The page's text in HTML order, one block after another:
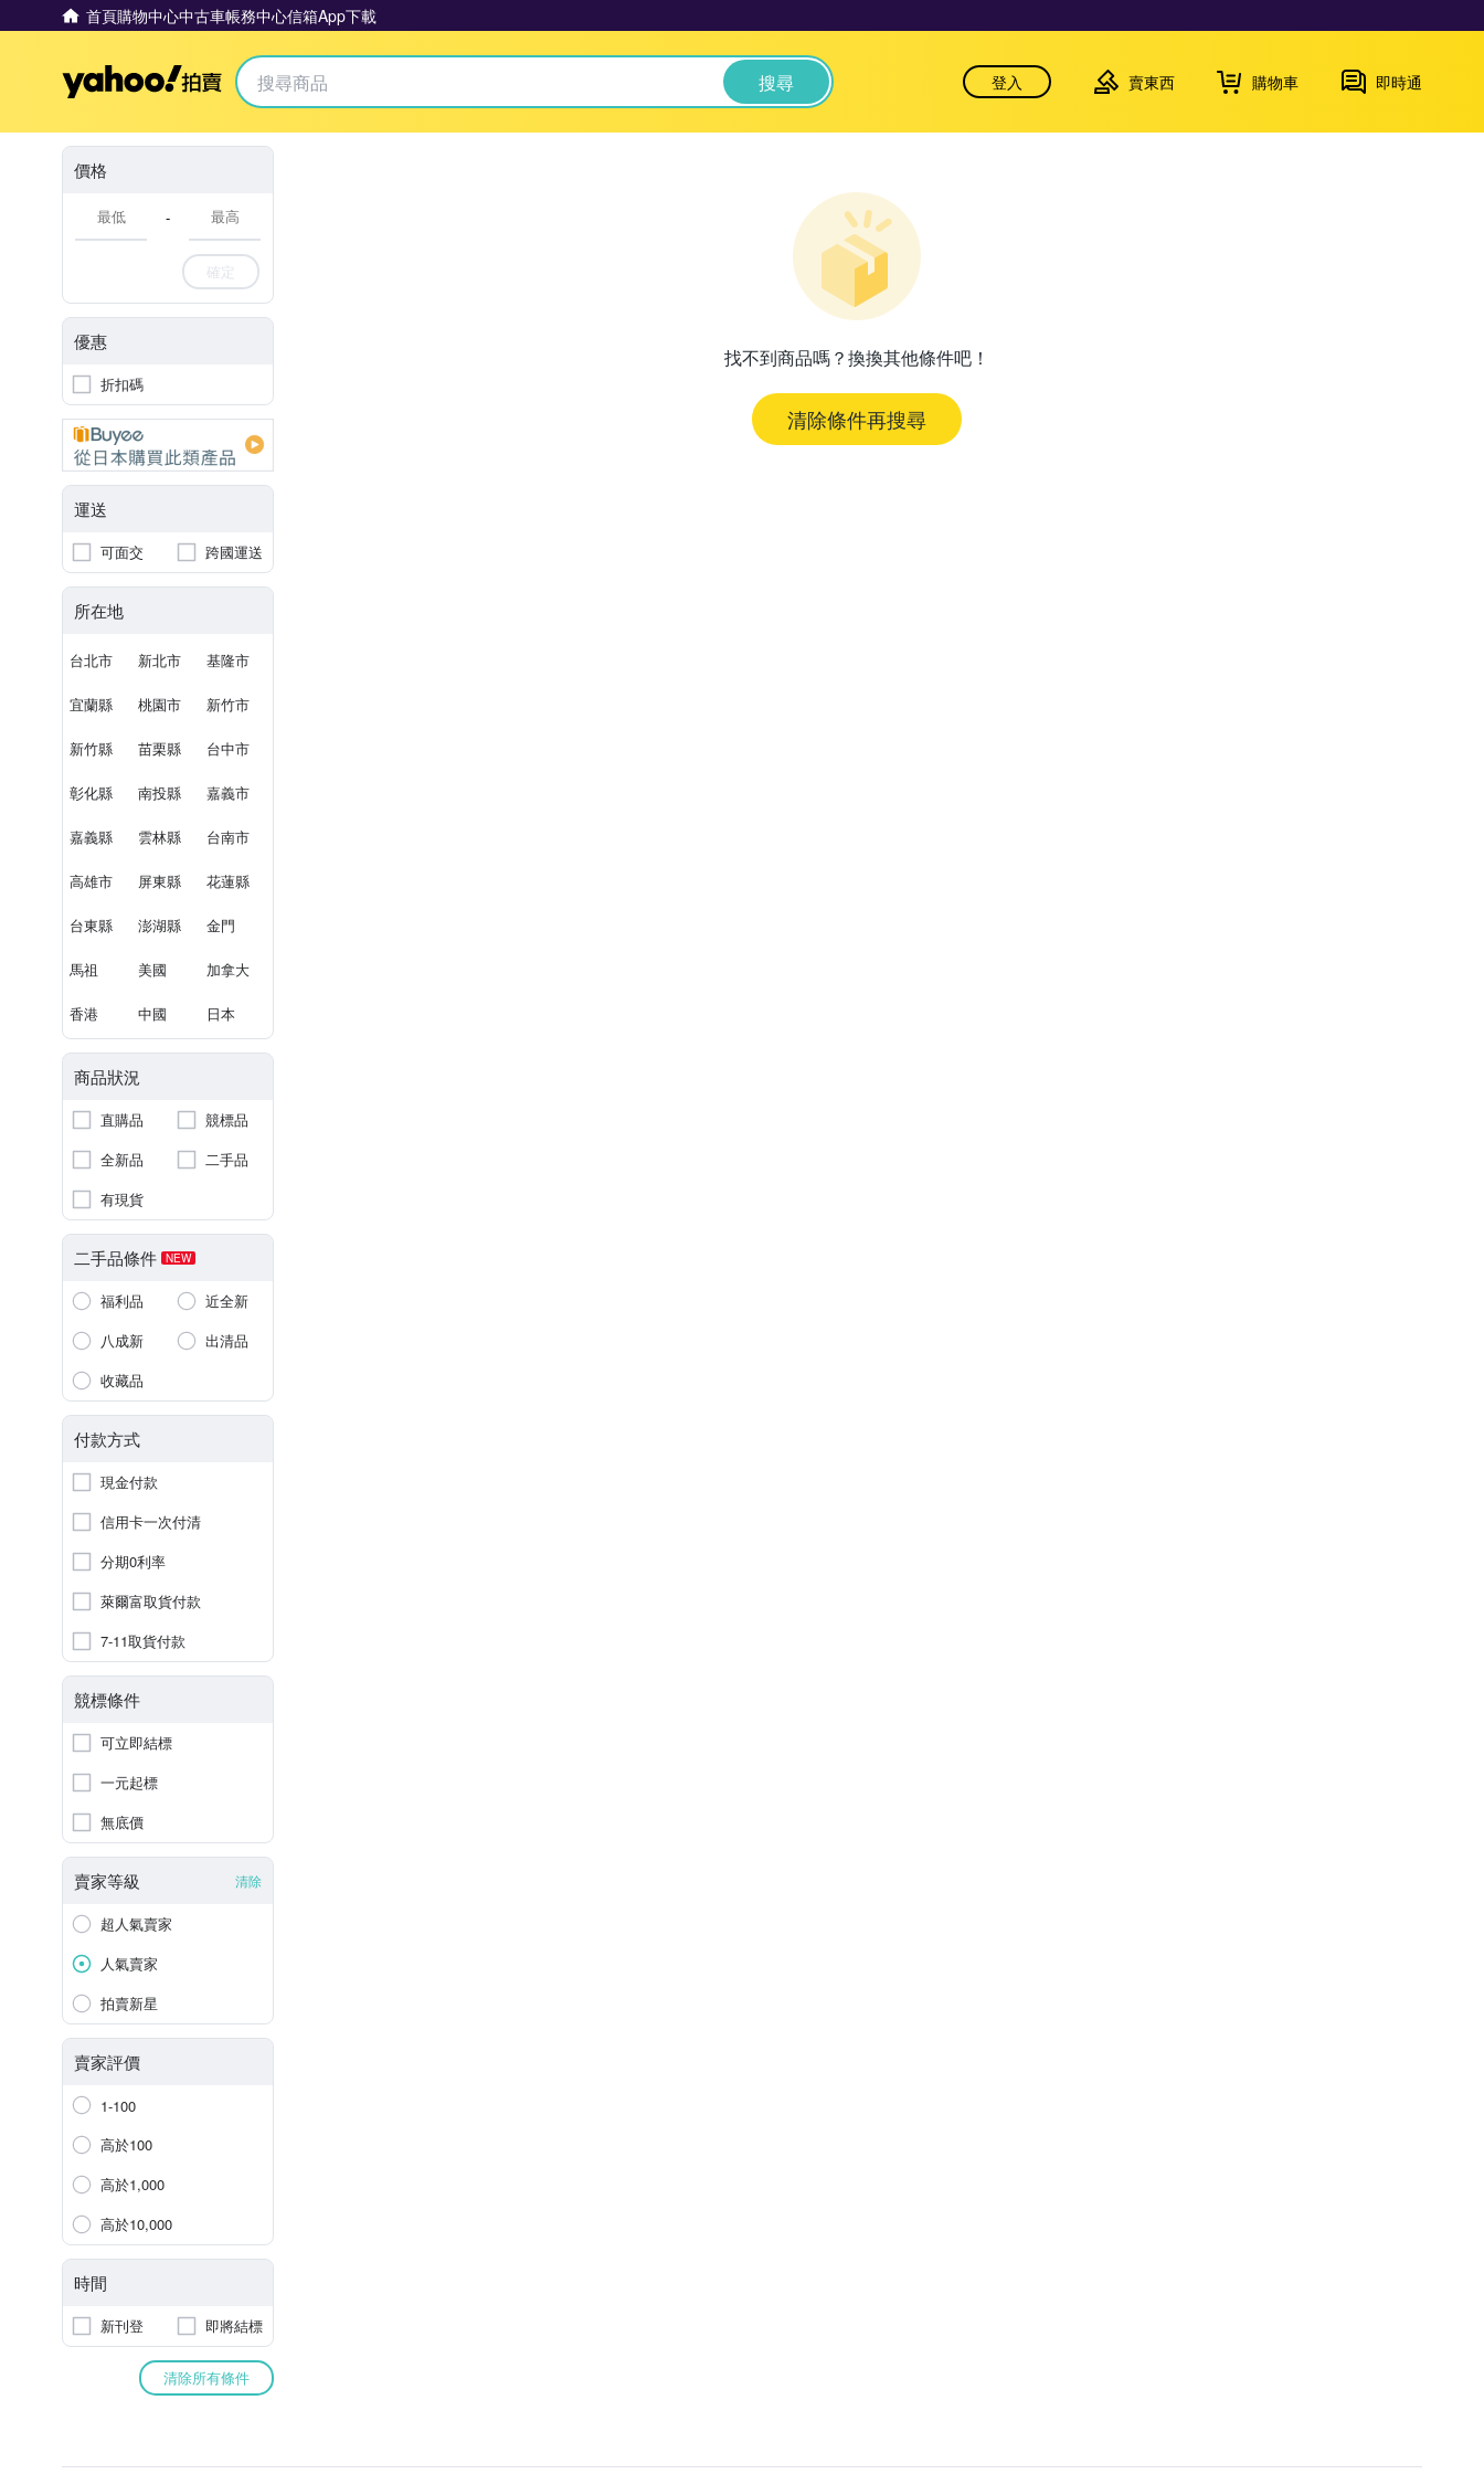
首頁購物中心中古車帳務中心信箱App下載
Yahoo拍賣 搜尋 登入 賣東西 購物車 即時通
價格
-
確定
優惠
折扣碼
運送
可面交 跨國運送
所在地
台北市 新北市 基隆市
宜蘭縣 桃園市 新竹市
新竹縣 苗栗縣 台中市
彰化縣 南投縣 嘉義市
嘉義縣 雲林縣 台南市
高雄市 屏東縣 花蓮縣
台東縣 澎湖縣 金門
馬祖 美國 加拿大
香港 中國 日本
商品狀況
直購品
競標品
全新品
二手品
有現貨
二手品條件 NEW
福利品
近全新
八成新
出清品
收藏品
付款方式
現金付款
信用卡一次付清
分期0利率
萊爾富取貨付款
7-11取貨付款
競標條件
可立即結標
一元起標
無底價
賣家等級 清除
超人氣賣家
人氣賣家
拍賣新星
賣家評價
1-100
高於100
高於1,000
高於10,000
時間
新刊登 即將結標
清除所有條件
找不到商品嗎？換換其他條件吧！
清除條件再搜尋